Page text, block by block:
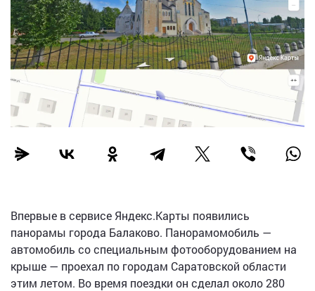
Впервые в сервисе Яндекс.Карты появились
панорамы города Балаково. Панорамомобиль —
автомобиль со специальным фотооборудованием на
крыше — проехал по городам Саратовской области
этим летом. Во время поездки он сделал около 280